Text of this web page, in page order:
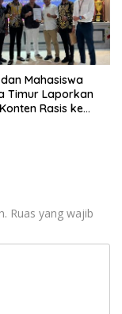
Mahasiswa
Timur Laporkan
Rasis ke
Ruas yang wajib